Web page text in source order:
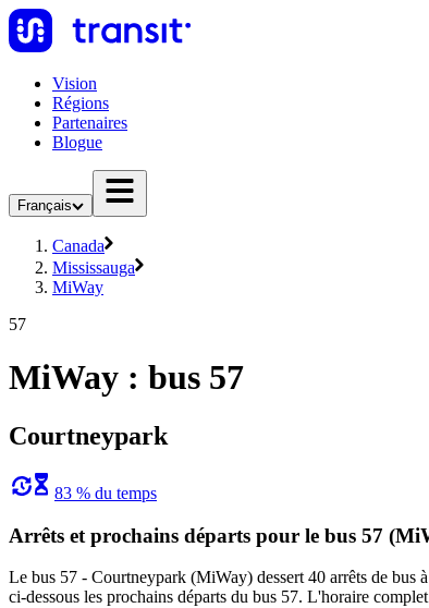
Vision
Régions
Partenaires
Blogue
Français
Canada
Mississauga
MiWay
57
MiWay : bus 57
Courtneypark
83 % du temps
Arrêts et prochains départs pour le bus 57
Le bus 57 - Courtneypark (MiWay) dessert 40 arrêts de
ci-dessous les prochains départs du bus 57. L'horaire